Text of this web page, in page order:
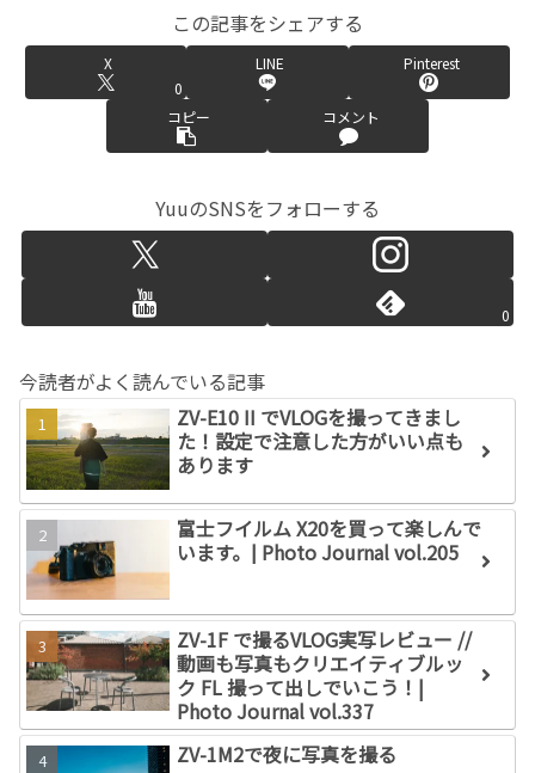
この記事をシェアする
X
0
LINE Pinterest
コピー コメント
YuuのSNSをフォローする
0
今読者がよく読んでいる記事
ZV-E10 II でVLOGを撮ってきまし
た！設定で注意した方がいい点も
あります
富士フイルム X20を買って楽しんで
います。| Photo Journal vol.205
ZV-1F で撮るVLOG実写レビュー //
動画も写真もクリエイティブルッ
ク FL 撮って出しでいこう！|
Photo Journal vol.337
ZV-1M2で夜に写真を撮る